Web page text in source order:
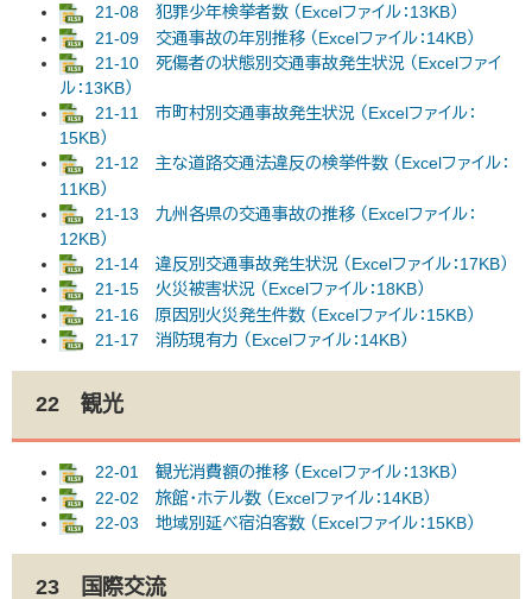
21-08 犯罪少年検挙者数 （Excelファイル：13KB）
21-09 交通事故の年別推移 （Excelファイル：14KB）
21-10 死傷者の状態別交通事故発生状況 （Excelファイ
ル：13KB）
21-11 市町村別交通事故発生状況 （Excelファイル：
15KB）
21-12 主な道路交通法違反の検挙件数 （Excelファイル：
11KB）
21-13 九州各県の交通事故の推移 （Excelファイル：
12KB）
21-14 違反別交通事故発生状況 （Excelファイル：17KB）
21-15 火災被害状況 （Excelファイル：18KB）
21-16 原因別火災発生件数 （Excelファイル：15KB）
21-17 消防現有力 （Excelファイル：14KB）
22 観光
22-01 観光消費額の推移 （Excelファイル：13KB）
22-02 旅館・ホテル数 （Excelファイル：14KB）
22-03 地域別延べ宿泊客数 （Excelファイル：15KB）
23 国際交流